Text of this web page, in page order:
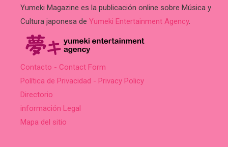
Yumeki Magazine es la publicación online sobre Música y
Cultura japonesa de Yumeki Entertainment Agency.
Contacto - Contact Form
Política de Privacidad - Privacy Policy
Directorio
información Legal
Mapa del sitio